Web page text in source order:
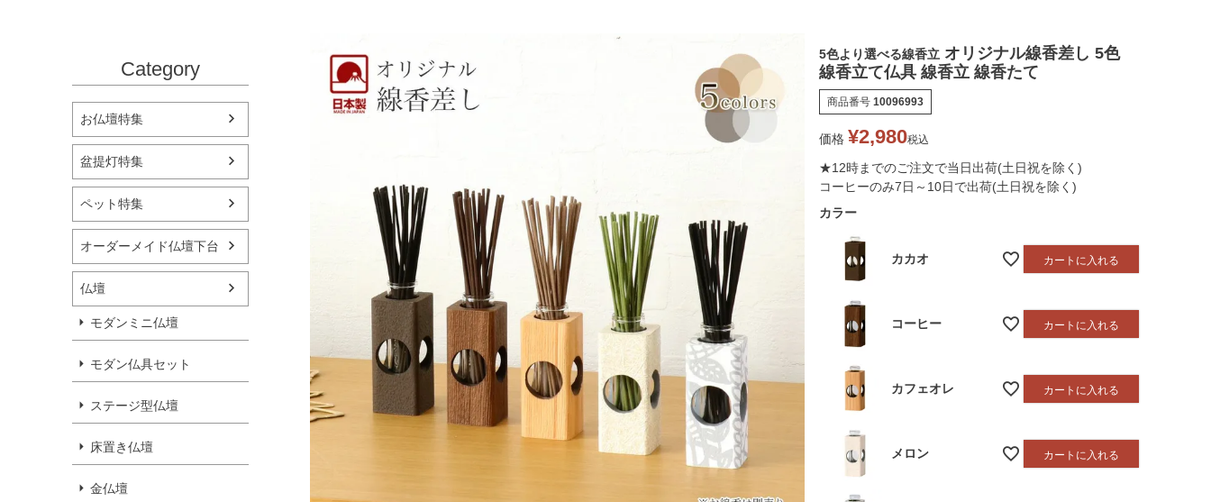
Category
お仏壇特集
盆提灯特集
ペット特集
オーダーメイド仏壇下台
仏壇
モダンミニ仏壇
モダン仏具セット
ステージ型仏壇
床置き仏壇
金仏壇
5色より選べる線香立 オリジナル線香差し 5色
線香立て仏具 線香立 線香たて
商品番号 10096993
価格 ¥2,980税込
★12時までのご注文で当日出荷(土日祝を除く)
コーヒーのみ7日～10日で出荷(土日祝を除く)
カラー
カカオ カートに入れる
コーヒー カートに入れる
カフェオレ カートに入れる
メロン カートに入れる